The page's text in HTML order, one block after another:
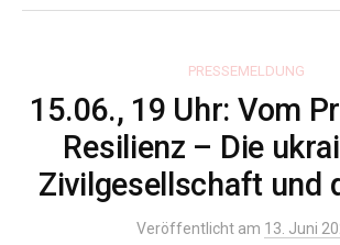
PRESSEMELDUNG
15.06., 19 Uhr: Vom
Resilienz – Die
Zivilgesellschaft und
Veröffentlicht am 13. Juni